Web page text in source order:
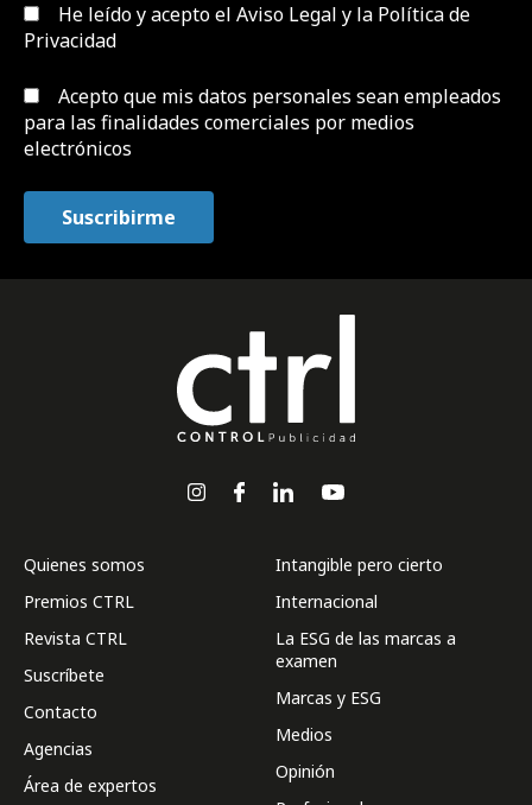
He leído y acepto el Aviso Legal y la Política de
Privacidad
Acepto que mis datos personales sean empleados
para las finalidades comerciales por medios
electrónicos
Quienes somos
Premios CTRL
Revista CTRL
Suscríbete
Contacto
Agencias
Área de expertos
Intangible pero cierto
Internacional
La ESG de las marcas a
examen
Marcas y ESG
Medios
Opinión